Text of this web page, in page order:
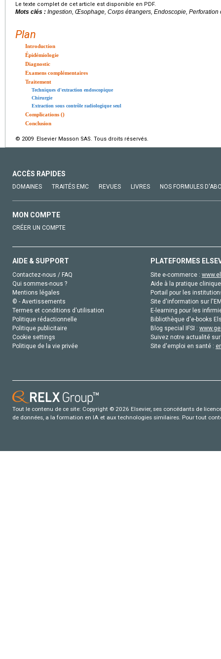
Le texte complet de cet article est disponible en PDF.
Mots clés : Ingestion, Œsophage, Corps étrangers, Endoscopie, Perforation
Plan
Introduction
Épidémiologie
Diagnostic
Examens complémentaires
Traitement
Techniques d'extraction endoscopique
Chirurgie
Extraction sous contrôle radiologique seul
Complications ()
Conclusion
© 2009 Elsevier Masson SAS. Tous droits réservés.
ACCÈS RAPIDES
DOMAINES TRAITÉS EMC REVUES LIVRES NOS FORMULES
MON COMPTE
CRÉER UN COMPTE
AIDE & SUPPORT
Contactez-nous / FAQ
Qui sommes-nous ?
Mentions légales
© - Avertissements
Termes et conditions d'utilisation
Politique rédactionnelle
Politique publicitaire
Cookie settings
Politique de la vie privée
PLATEFORMES
Site e-commerce :
Aide à la pratique
Portail pour les
Site d'information sur
E-learning pour les
Bibliothèque d'e-books
Blog special IFSI :
Suivez notre actualité
Site d'emploi en santé :
Tout le contenu de ce site: Copyright © 2026 Elsevier, ses concédants de
de données, a la formation en IA et aux technologies similaires. Pour tout